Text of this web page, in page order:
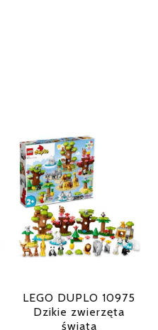
LEGO DUPLO 10975
Dzikie zwierzęta
świata